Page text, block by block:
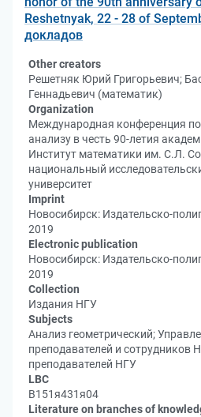
Reshetnyak, 22 - 28 of
докладов
Other creators
Решетняк Юрий Григорьевич;
Геннадьевич (математик)
Organization
Международная конференция
анализу в честь 90-летия
Институт математики им. С.Л.
национальный
университет
Imprint
Новосибирск: Издательско-
2019
Electronic publication
Новосибирск: Издательско-
2019
Collection
Издания НГУ
Subjects
Анализ геометрический;
преподавателей и сотрудников
преподавателей НГУ
LBC
В151я431я04
Literature on branches of